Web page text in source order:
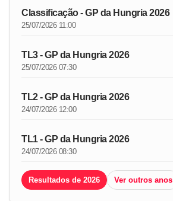
Classificação - GP da Hungria 2026
25/07/2026 11:00
TL3 - GP da Hungria 2026
25/07/2026 07:30
TL2 - GP da Hungria 2026
24/07/2026 12:00
TL1 - GP da Hungria 2026
24/07/2026 08:30
Resultados de 2026 Ver outros anos